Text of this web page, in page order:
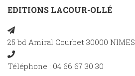
EDITIONS LACOUR-OLLÉ
25 bd Amiral Courbet 30000 NIMES
Téléphone : 04 66 67 30 30